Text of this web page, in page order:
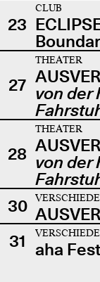
23
CLUB
27
THEATER
von der
28
THEATER
von der
30
31 aha